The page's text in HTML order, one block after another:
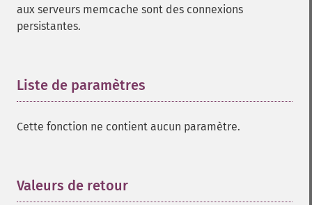
aux serveurs memcache sont des connexions
persistantes.
Liste de paramètres
Cette fonction ne contient aucun paramètre.
Valeurs de retour